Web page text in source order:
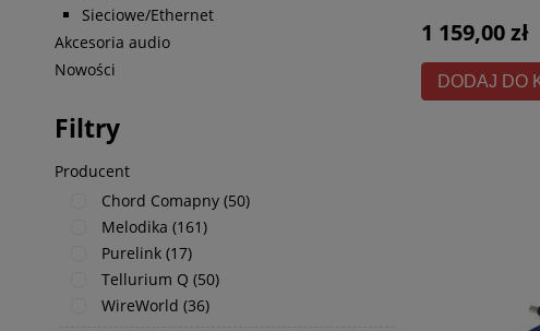
Sieciowe/Ethernet
Akcesoria audio
Nowości
Filtry
Producent
Chord Comapny (50)
Melodika (161)
Purelink (17)
Tellurium Q (50)
WireWorld (36)
1 159,00 zł
DODAJ DO